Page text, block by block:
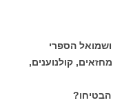
הספרי
קולנוענים,